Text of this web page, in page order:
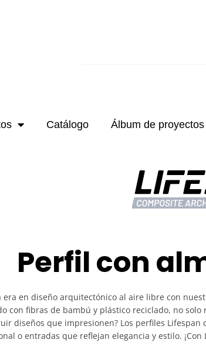
Catálogo Álbum de proyectos
Perfil con
era en diseño arquitectónico al aire libre con
con fibras de bambú y plástico reciclado, no
diseños que impresionen? Los perfiles
o entradas que reflejan elegancia y estilo.